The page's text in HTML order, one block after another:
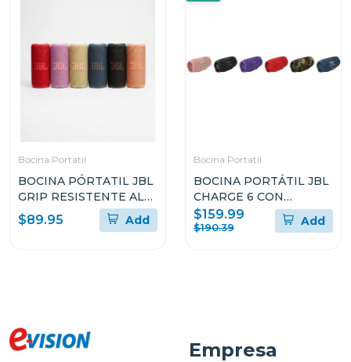
Bocina Portatil
BOCINA PÓRTATIL JBL
GRIP RESISTENTE AL
POLVO Y EL AGUA
$89.95 Add
Bocina Portatil
BOCINA PORTÁTIL JBL
CHARGE 6 CON
BLUETOOTH
RESISTENTE AL AGUA Y
$159.99
$190.39 Add
Empresa